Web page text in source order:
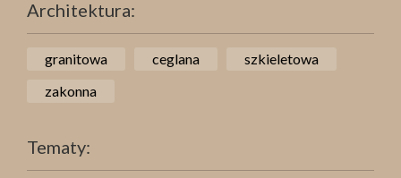
Architektura:
granitowa ceglana
szkieletowa
zakonna
Tematy: